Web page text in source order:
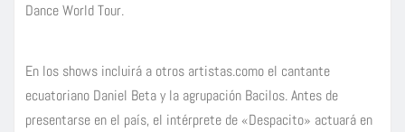
Dance World Tour.
En los shows incluirá a otros artistas.como el cantante
ecuatoriano Daniel Beta y la agrupación Bacilos. Antes de
presentarse en el país, el intérprete de «Despacito» actuará en